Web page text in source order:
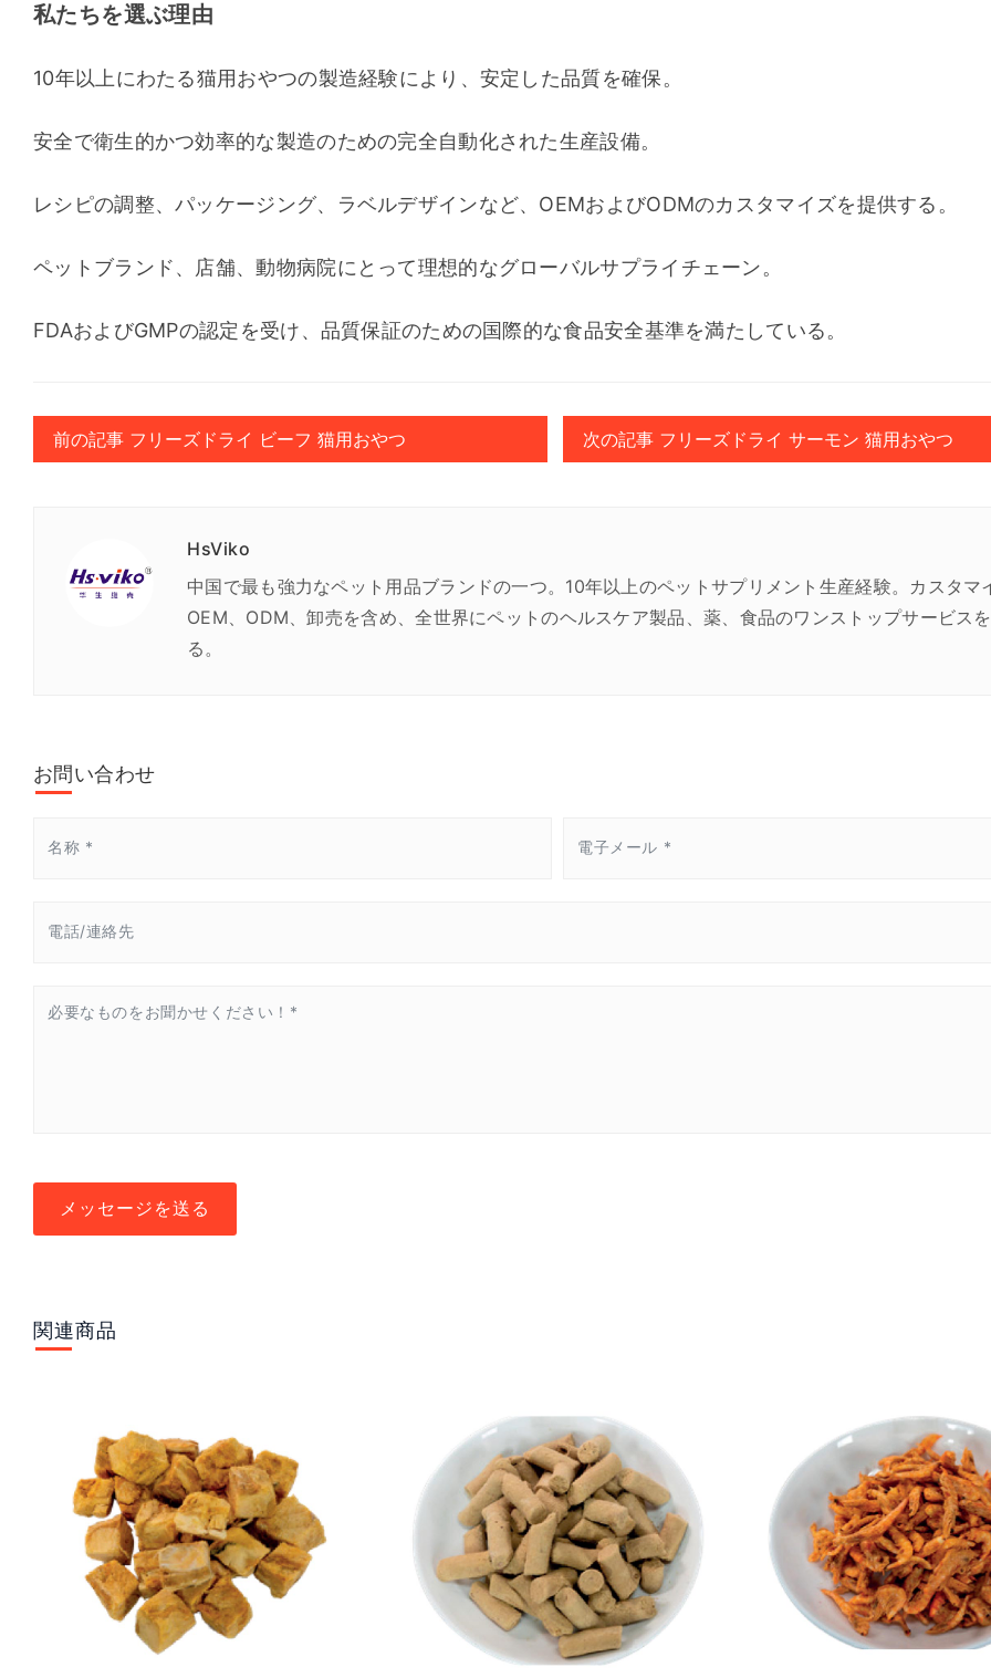
私たちを選ぶ理由
10年以上にわたる猫用おやつの製造経験により、安定した品質を確保。
安全で衛生的かつ効率的な製造のための完全自動化された生産設備。
レシピの調整、パッケージング、ラベルデザインなど、OEMおよびODMのカスタマイズを提供する。
ペットブランド、店舗、動物病院にとって理想的なグローバルサプライチェーン。
FDAおよびGMPの認定を受け、品質保証のための国際的な食品安全基準を満たしている。
前の記事 フリーズドライ ビーフ 猫用おやつ 次の記事 フリーズドライ サーモン 猫用おやつ
HsViko
中国で最も強力なペット用品ブランドの一つ。10年以上のペットサプリメント生産経験。カスタマ
OEM、ODM、卸売を含め、全世界にペットのヘルスケア製品、薬、食品のワンストップサービス
る。
お問い合わせ
メッセージを送る
関連商品